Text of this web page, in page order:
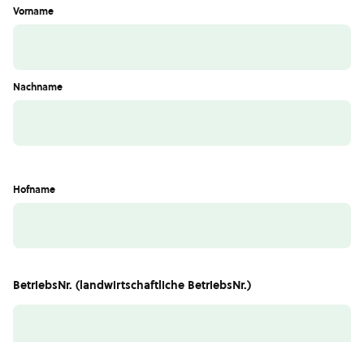
Vorname
Nachname
Hofname
BetriebsNr. (landwirtschaftliche BetriebsNr.)